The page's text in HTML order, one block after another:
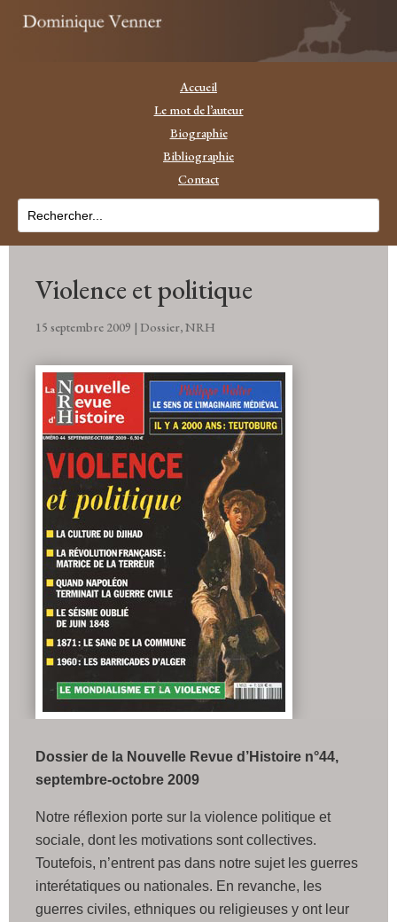
Accueil
Le mot de l’auteur
Biographie
Bibliographie
Contact
Violence et politique
15 septembre 2009 | Dossier,NRH
Dossier de la Nouvelle Revue d’Histoire n°44,
septembre-octobre 2009
Notre réflexion porte sur la violence politique et
sociale, dont les motivations sont collectives.
Toutefois, n’entrent pas dans notre sujet les guerres
interétatiques ou nationales. En revanche, les
guerres civiles, ethniques ou religieuses y ont leur